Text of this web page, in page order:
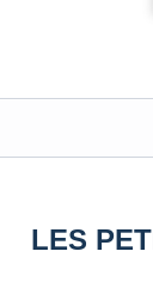
LES